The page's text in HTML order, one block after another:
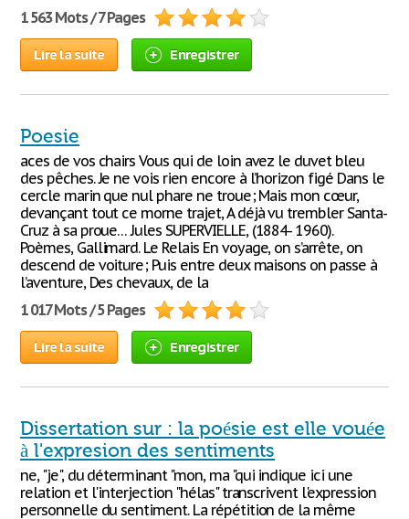
1 563 Mots / 7 Pages
Lire la suite Enregistrer
Poesie
aces de vos chairs Vous qui de loin avez le duvet bleu
des pêches. Je ne vois rien encore à l’horizon figé Dans le
cercle marin que nul phare ne troue ; Mais mon cœur,
devançant tout ce morne trajet, A déjà vu trembler Santa-
Cruz à sa proue… Jules SUPERVIELLE, (1884- 1960).
Poèmes, Gallimard. Le Relais En voyage, on s’arrête, on
descend de voiture ; Puis entre deux maisons on passe à
l’aventure, Des chevaux, de la
1 017 Mots / 5 Pages
Lire la suite Enregistrer
Dissertation sur : la poésie est elle vouée
à l'expresion des sentiments
ne, "je", du déterminant "mon, ma "qui indique ici une
relation et l'interjection "hélas" transcrivent l'expression
personnelle du sentiment. La répétition de la même